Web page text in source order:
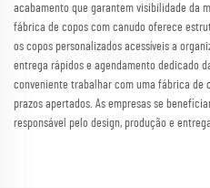
acabamento que garantem visibilidade da
fábrica de copos com canudo oferece
os copos personalizados acessíveis a
entrega rápidos e agendamento dedicado
conveniente trabalhar com uma fábrica de
prazos apertados. As empresas se
responsável pelo design, produção e